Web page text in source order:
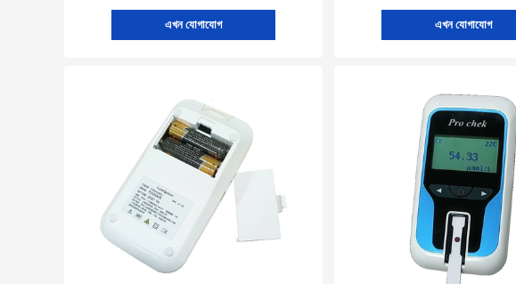
এখন যোগাযোগ এখন যোগাযোগ